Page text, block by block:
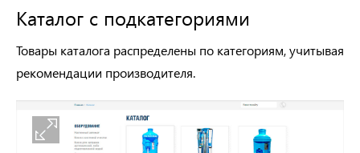
Каталог с подкатегориями
Товары каталога распределены по категориям, учитывая
рекомендации производителя.